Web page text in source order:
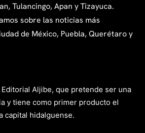
Tulancingo, Apan y Tizayuca.
sobre las noticias más
de México, Puebla, Querétaro y
Aljibe, que pretende ser una
y tiene como primer producto el
capital hidalguense.